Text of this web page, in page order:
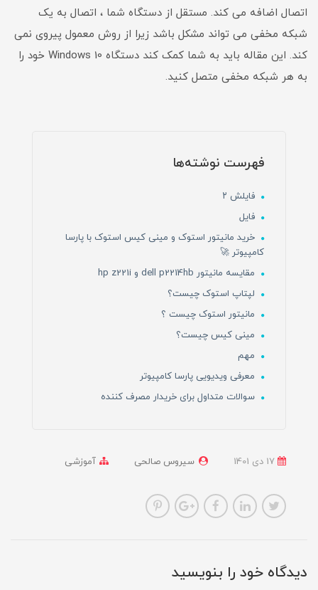
اتصال اضافه می کند. مستقل از دستگاه شما ، اتصال به یک
شبکه مخفی می تواند مشکل باشد زیرا از روش معمول پیروی نمی
کند. این مقاله باید به شما کمک کند دستگاه Windows 10 خود را
به هر شبکه مخفی متصل کنید.
فهرست نوشته‌ها
فایلش ۲
فایل
خرید مانیتور استوک و مینی کیس استوک با پارسا
کامپیوتر 🚀
مقایسه مانیتور dell p2214hb و hp z221i
لپتاپ استوک چیست؟
مانیتور استوک چیست ؟
مینی کیس چیست؟
مهم
معرفی ویدیویی پارسا کامپیوتر
سوالات متداول برای خریدار مصرف کننده
سیروس صالحی آموزشی
دیدگاه خود را بنویسید